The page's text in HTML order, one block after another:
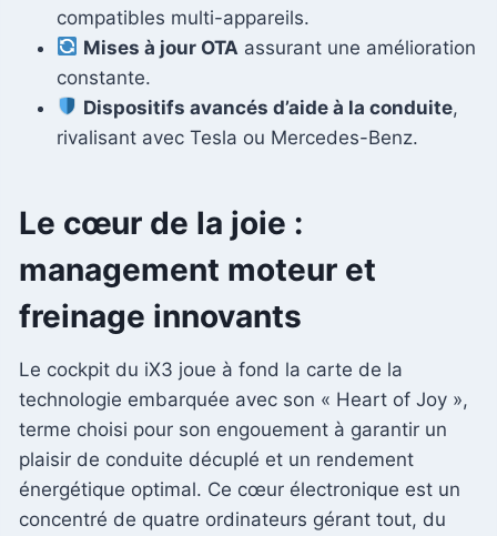
compatibles multi-appareils.
Mises à jour OTA assurant une amélioration
constante.
Dispositifs avancés d’aide à la conduite,
rivalisant avec Tesla ou Mercedes-Benz.
Le cœur de la joie :
management moteur et
freinage innovants
Le cockpit du iX3 joue à fond la carte de la
technologie embarquée avec son « Heart of Joy »,
terme choisi pour son engouement à garantir un
plaisir de conduite décuplé et un rendement
énergétique optimal. Ce cœur électronique est un
concentré de quatre ordinateurs gérant tout, du